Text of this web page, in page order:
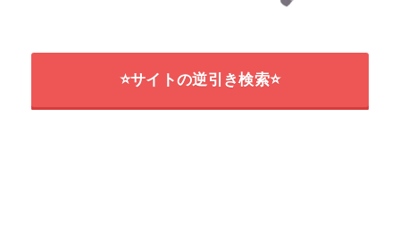
⭐サイトの逆引き検索⭐